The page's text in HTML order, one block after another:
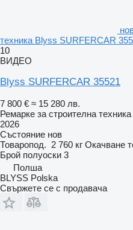
техника Blyss SURFERCAR
10
ВИДЕО
Blyss SURFERCAR 35521
7 800 € ≈ 15 280 лв.
Ремарке за строителна техника
2026
Състояние нов
Товаропод. 2 760 кг Окачване
Брой полуоски 3
Полша
BLYSS Polska
Свържете се с продавача